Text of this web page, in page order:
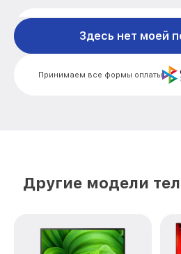
65XE7096 Sony
Sony
Прошивка / разблокировка KD-
65XE7096 Sony
Принимаем все формы оплаты
Здесь нет моей
Другие модели